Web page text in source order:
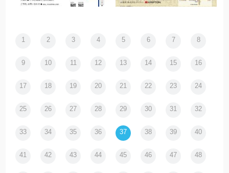
1 2 3 4 5 6 7 8
9 10 11 12 13 14 15 16
17 18 19 20 21 22 23 24
25 26 27 28 29 30 31 32
33 34 35 36 37 38 39 40
41 42 43 44 45 46 47 48